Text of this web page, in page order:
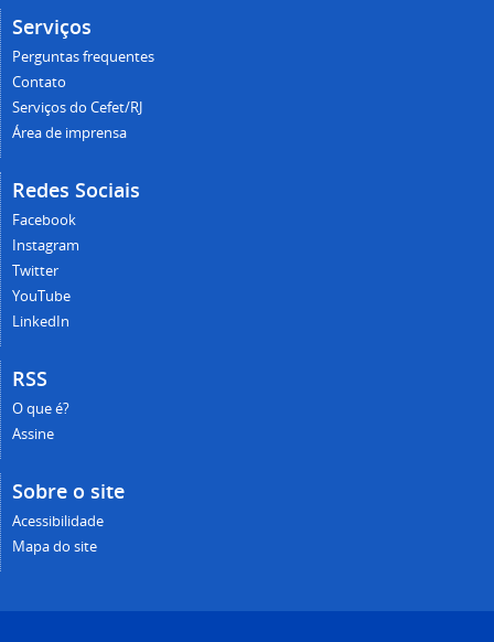
Serviços
Perguntas frequentes
Contato
Serviços do Cefet/RJ
Área de imprensa
Redes Sociais
Facebook
Instagram
Twitter
YouTube
LinkedIn
RSS
O que é?
Assine
Sobre o site
Acessibilidade
Mapa do site